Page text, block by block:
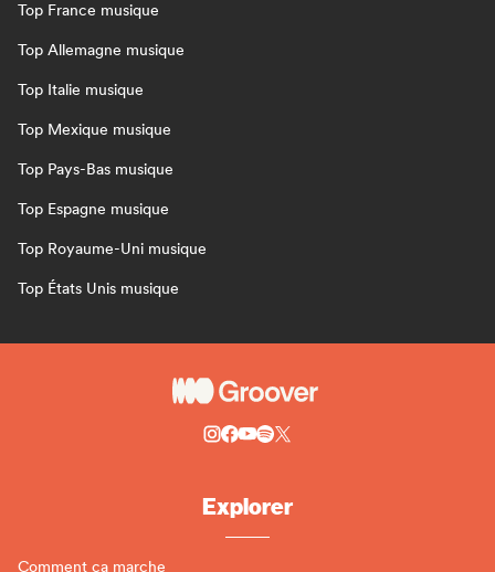
Top France musique
Top Allemagne musique
Top Italie musique
Top Mexique musique
Top Pays-Bas musique
Top Espagne musique
Top Royaume-Uni musique
Top États Unis musique
Explorer
Comment ça marche